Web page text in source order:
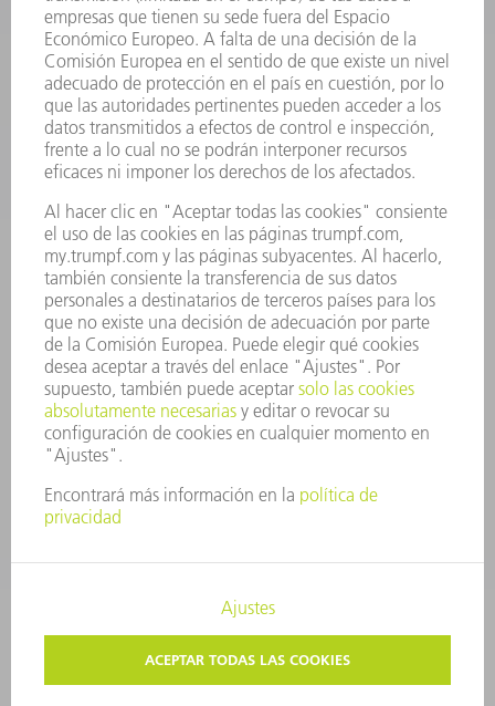
SOFTWARE
SERVICIOS
APLICACIONES
SECTORES
EMPRESA
CARRERA PROFESIONAL
OFERTAS DE TRABAJO
PERFIL DE LA EMPRESA
INFORME ANUAL
PRINCIPIOS CORPORATIVOS
CUMPLIMIENTO
SISTEMA DE INFORMADORES
SEGURIDAD
COMUNICADOS DE PRENSA
REVISTAS
SOSTENIBILIDAD
MEDIO AMBIENTE Y CLIMA
SOCIEDAD Y EMPRESA
GESTIÓN EMPRESARIAL
PROTECCIÓN DE DATOS
COPYRIGHT Y MARCA REGISTRADA
AJUSTES DE PRIVACIDAD